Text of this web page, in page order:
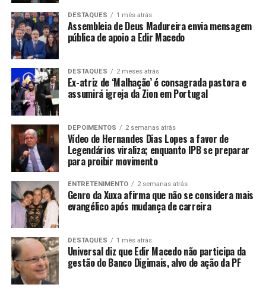
DESTAQUES 1 mês atrás
Assembleia de Deus Madureira envia mensagem
pública de apoio a Edir Macedo
DESTAQUES 2 meses atrás
Ex-atriz de ‘Malhação’ é consagrada pastora e
assumirá igreja da Zion em Portugal
DEPOIMENTOS 2 semanas atrás
Vídeo de Hernandes Dias Lopes a favor de
Legendários viraliza; enquanto IPB se preparar
para proibir movimento
ENTRETENIMENTO 2 semanas atrás
Genro da Xuxa afirma que não se considera mais
evangélico após mudança de carreira
DESTAQUES 1 mês atrás
Universal diz que Edir Macedo não participa da
gestão do Banco Digimais, alvo de ação da PF